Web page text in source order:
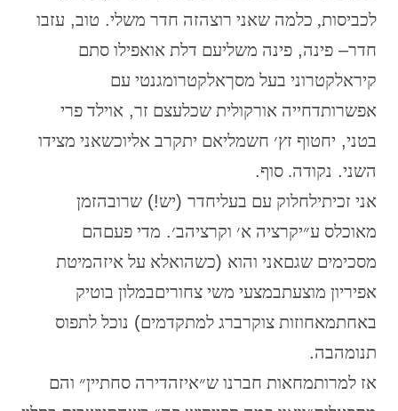
לכביסות, כלמה שאני רוצהזה חדר משלי.טוב,עזבו
חדר–פינה,פינה משליעם דלת אואפילו סתם
קיראלקטרוני בעל מסךאלקטרומגנטי עם
אפשרותדחייה אורקולית שכלעצם זר ,אוילד פרי
בטני,יחטוף זץ׳ חשמליאם יתקרב אליוכשאני מצידו
השני.נקודה. סוף.
אני זכיתילחלוק עם בעליחדר(יש!)שרובהזמן
מאוכלס ע״יקרציה א׳ וקרציהב׳.מדי פעםהם
מסכימים שגםאני והוא(כשהואלא על איזהמיטת
אפיריון מוצעתבמצעי משי צחוריםבמלון בוטיק
באחתמאחוזות צוקרברג למתקדמים)נוכל לתפוס
תנומהבה.
אז למרותמחאות חברנו ש״איזהדירה סחתיין״ והם